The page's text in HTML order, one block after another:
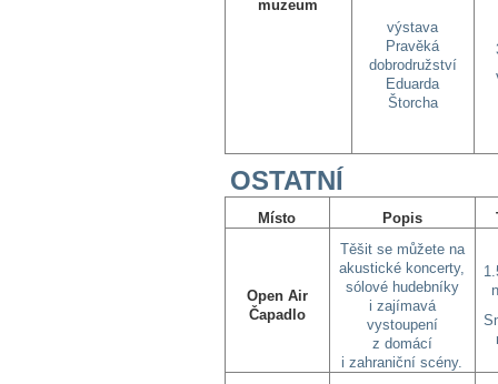
muzeum
výstava
Pravěká
dobrodružství
Eduarda
Štorcha
OSTATNÍ
Místo Popis
Open Air
Čapadlo
Těšit se můžete na
akustické koncerty,
sólové hudebníky
i zajímavá
vystoupení
z domácí
i zahraniční scény.